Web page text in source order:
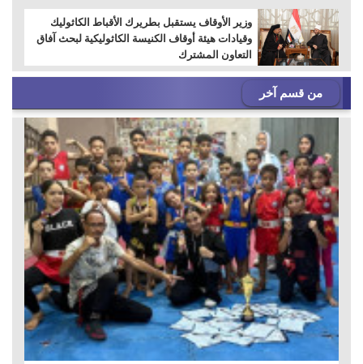
وزير الأوقاف يستقبل بطريرك الأقباط الكاثوليك
وقيادات هيئة أوقاف الكنيسة الكاثوليكية لبحث آفاق
التعاون المشترك
من قسم آخر